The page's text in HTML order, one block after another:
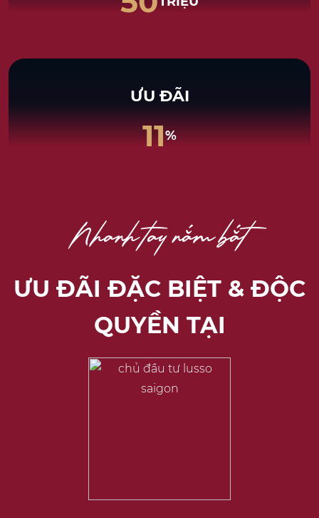
ƯU ĐÃI
11%
Nhanh tay nắm bắt
ƯU ĐÃI ĐẶC BIỆT & ĐỘC
QUYỀN TẠI